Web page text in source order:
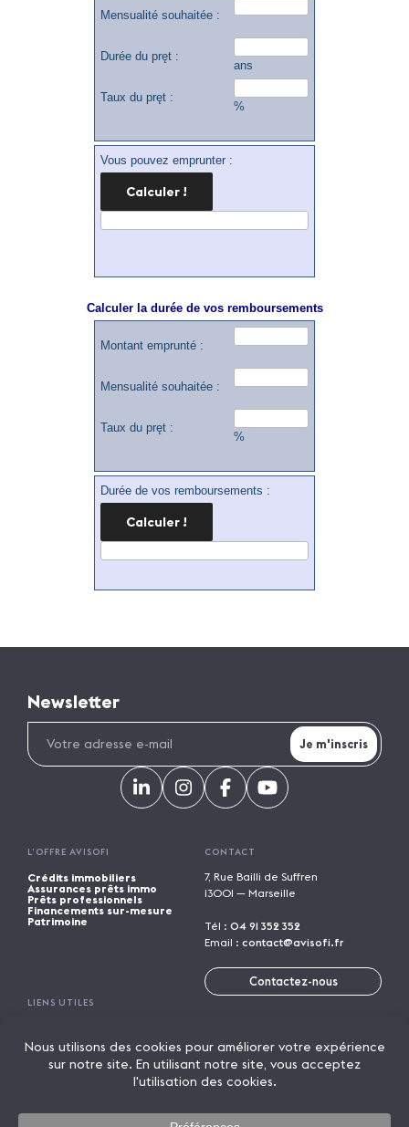
Mensualité souhaitée :
Durée du pręt :
ans
Taux du pręt :
%
Vous pouvez emprunter :
Calculer la durée de vos remboursements
Montant emprunté :
Mensualité souhaitée :
Taux du pręt :
%
Durée de vos remboursements :
Newsletter
L’OFFRE AVISOFI
Crédits immobiliers
Assurances prêts immo
Prêts professionnels
Financements sur-mesure
Patrimoine
CONTACT
7, Rue Bailli de Suffren
13001 — Marseille
Tél : 04 91 352 352
Email : contact@avisofi.fr
Contactez-nous
LIENS UTILES
Trouver une agence
Parrainage
Rejoindre Avisofi
Candidature spontanée
Licence de marque
Lexique
Mentions légales
Politique de confidentialité
© 2026 AVISOFI